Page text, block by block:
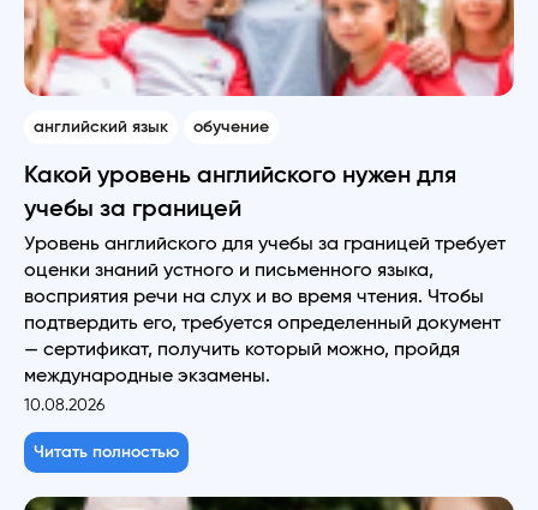
английский язык обучение
Какой уровень английского нужен для
учебы за границей
Уровень английского для учебы за границей требует
оценки знаний устного и письменного языка,
восприятия речи на слух и во время чтения. Чтобы
подтвердить его, требуется определенный документ
— сертификат, получить который можно, пройдя
международные экзамены.
10.08.2026
Читать полностью